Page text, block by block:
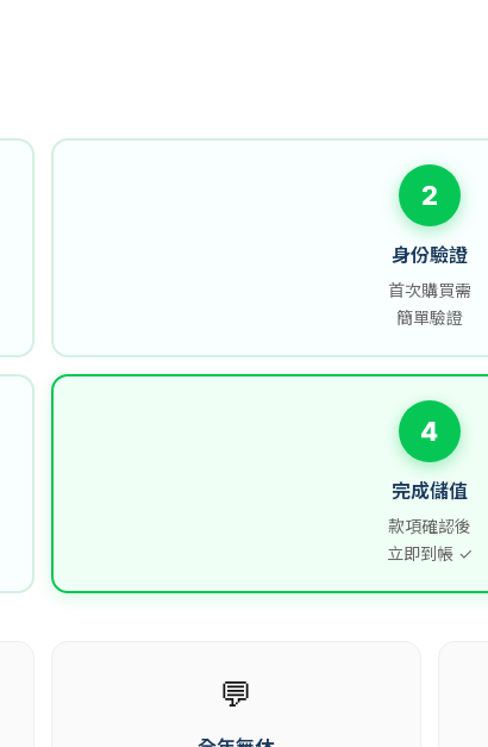
2
身份驗證
首次購買需
簡單驗證
4
完成儲值
款項確認後
立即到帳 ✓
💬